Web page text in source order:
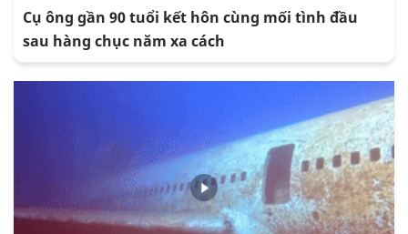
Cụ ông gần 90 tuổi kết hôn cùng mối tình đầu
sau hàng chục năm xa cách